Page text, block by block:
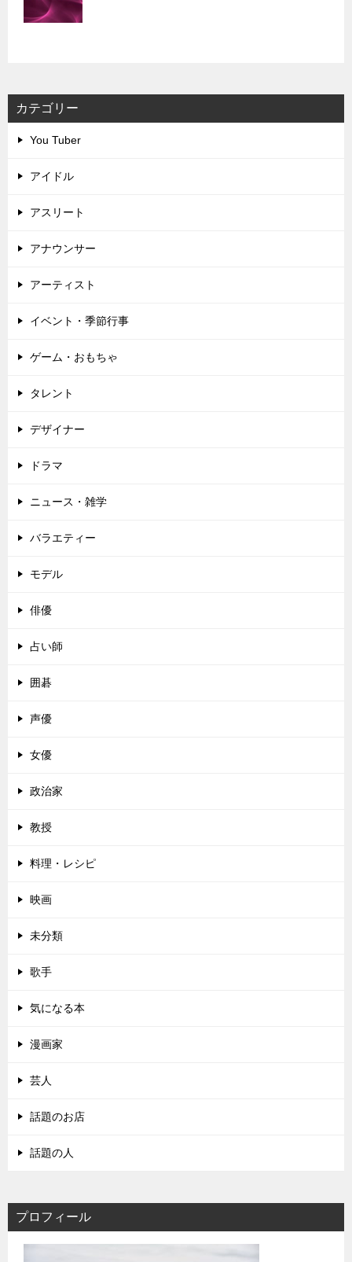
カテゴリー
You Tuber
アイドル
アスリート
アナウンサー
アーティスト
イベント・季節行事
ゲーム・おもちゃ
タレント
デザイナー
ドラマ
ニュース・雑学
バラエティー
モデル
俳優
占い師
囲碁
声優
女優
政治家
教授
料理・レシピ
映画
未分類
歌手
気になる本
漫画家
芸人
話題のお店
話題の人
プロフィール